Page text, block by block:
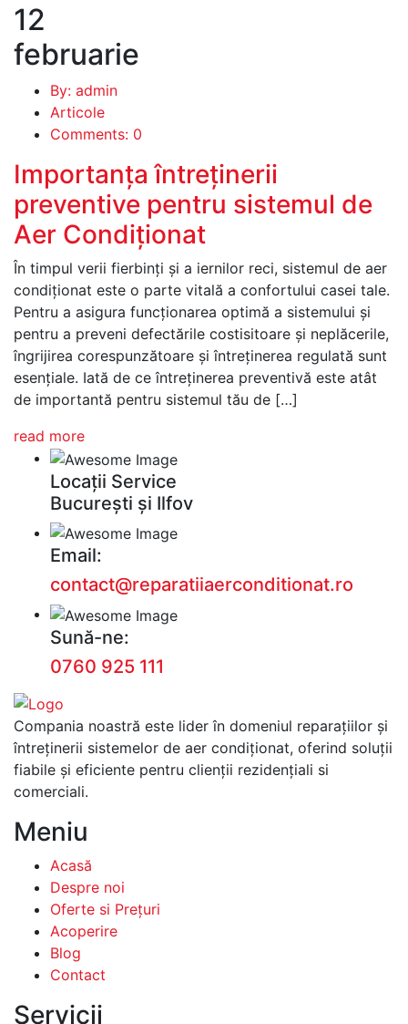
12
februarie
By: admin
Articole
Comments: 0
Importanța întreținerii
preventive pentru sistemul de
Aer Condiționat
În timpul verii fierbinți și a iernilor reci, sistemul de aer
condiționat este o parte vitală a confortului casei tale.
Pentru a asigura funcționarea optimă a sistemului și
pentru a preveni defectările costisitoare și neplăcerile,
îngrijirea corespunzătoare și întreținerea regulată sunt
esențiale. Iată de ce întreținerea preventivă este atât
de importantă pentru sistemul tău de […]
read more
Locații Service
București și Ilfov
Email:
contact@reparatiiaerconditionat.ro
Sună-ne:
0760 925 111
Compania noastră este lider în domeniul reparațiilor și
întreținerii sistemelor de aer condiționat, oferind soluții
fiabile și eficiente pentru clienții rezidențiali si
comerciali.
Meniu
Acasă
Despre noi
Oferte si Prețuri
Acoperire
Blog
Contact
Servicii